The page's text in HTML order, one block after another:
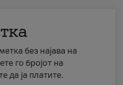
без најава на
го бројот на
да ја платите.